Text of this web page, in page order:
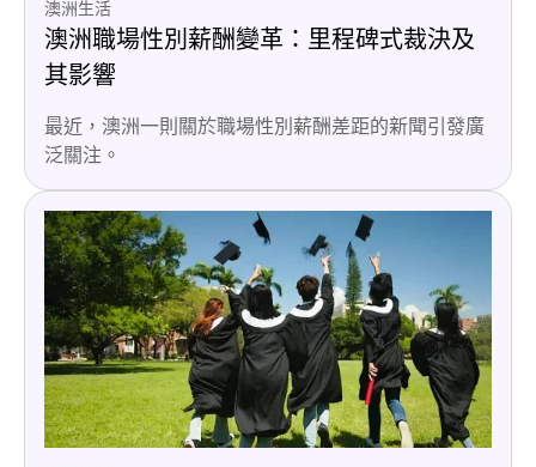
澳洲生活
澳洲職場性別薪酬變革：里程碑式裁決及
其影響
最近，澳洲一則關於職場性別薪酬差距的新聞引發廣
泛關注。